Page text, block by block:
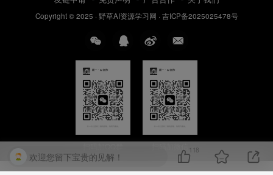
Copyright © 2025 · 野草AI资源学习网 · 吉ICP备2025025478号
欢迎您留下宝贵的见解！
118